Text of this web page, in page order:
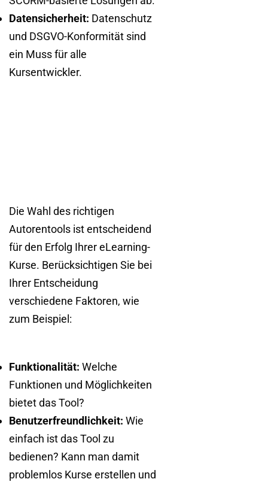
Datensicherheit: Datenschutz
und DSGVO-Konformität sind
ein Muss für alle
Kursentwickler.
Die Wahl des richtigen
Autorentools ist entscheidend
für den Erfolg Ihrer eLearning-
Kurse. Berücksichtigen Sie bei
Ihrer Entscheidung
verschiedene Faktoren, wie
zum Beispiel:
Funktionalität: Welche
Funktionen und Möglichkeiten
bietet das Tool?
Benutzerfreundlichkeit: Wie
einfach ist das Tool zu
bedienen? Kann man damit
problemlos Kurse erstellen und